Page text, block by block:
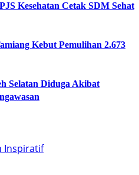
Kesehatan Cetak SDM Sehat
Kebut Pemulihan 2.673
Selatan Diduga Akibat